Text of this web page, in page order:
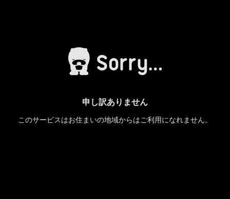
申し訳ありません
このサービスはお住まいの地域からはご利用になれません。